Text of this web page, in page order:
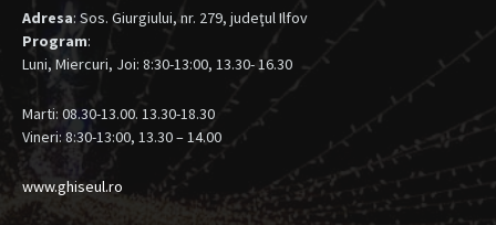
Adresa: Sos. Giurgiului, nr. 279, judeţul Ilfov
Program:
Luni, Miercuri, Joi: 8:30-13:00, 13.30- 16.30
Marti: 08.30-13.00. 13.30-18.30
Vineri: 8:30-13:00, 13.30 – 14.00
www.ghiseul.ro